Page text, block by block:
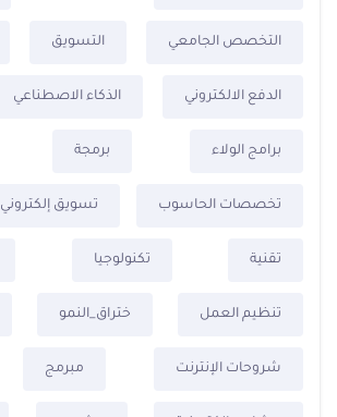
التخصص الجامعي التسويق
الدفع الالكتروني الذكاء الاصطناعي
برامج الولاء برمجة
تخصصات الحاسوب تسويق إلكتروني
تقنية تكنولوجيا
تنظيم العمل ختراق_النمو
شروحات الإنترنت مبرمج